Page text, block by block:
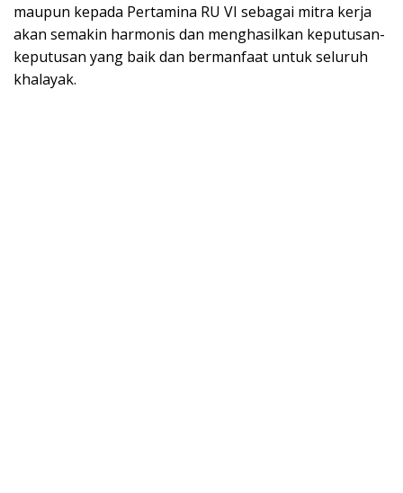
maupun kepada Pertamina RU VI sebagai mitra kerja
akan semakin harmonis dan menghasilkan keputusan-
keputusan yang baik dan bermanfaat untuk seluruh
khalayak.